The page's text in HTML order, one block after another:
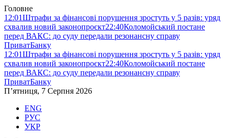
Головне
12:01Штрафи за фінансові порушення зростуть у 5 разів: уряд
схвалив новий законопроєкт22:40Коломойський постане
перед ВАКС: до суду передали резонансну справу
ПриватБанку
12:01Штрафи за фінансові порушення зростуть у 5 разів: уряд
схвалив новий законопроєкт22:40Коломойський постане
перед ВАКС: до суду передали резонансну справу
ПриватБанку
П’ятниця, 7 Серпня 2026
ENG
РУС
УКР